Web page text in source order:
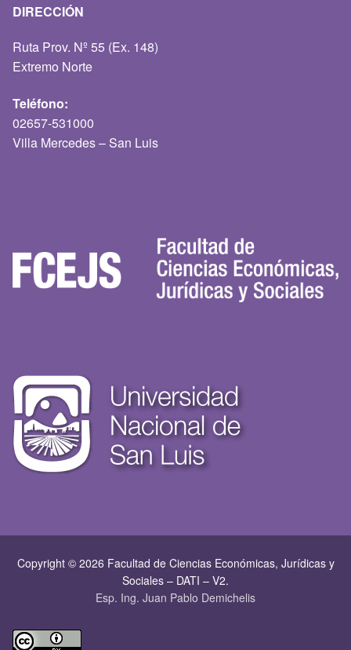
DIRECCIÓN
Ruta Prov. Nº 55 (Ex. 148)
Extremo Norte
Teléfono:
02657-531000
Villa Mercedes – San Luis
Copyright © 2026 Facultad de Ciencias Económicas, Jurí­dicas y
Sociales – DATI – V2.
Esp. Ing. Juan Pablo Demichelis